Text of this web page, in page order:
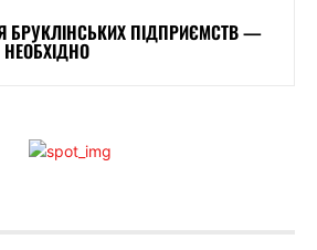
БРУКЛІНСЬКИХ ПІДПРИЄМСТВ —